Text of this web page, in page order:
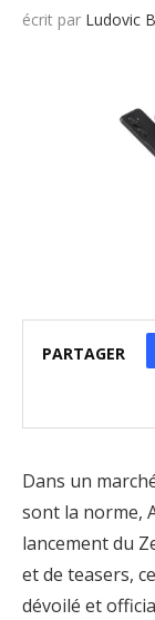
écrit par Ludovic
PARTAGER
Dans un
sont la norme,
lancement du
et de teasers,
dévoilé et